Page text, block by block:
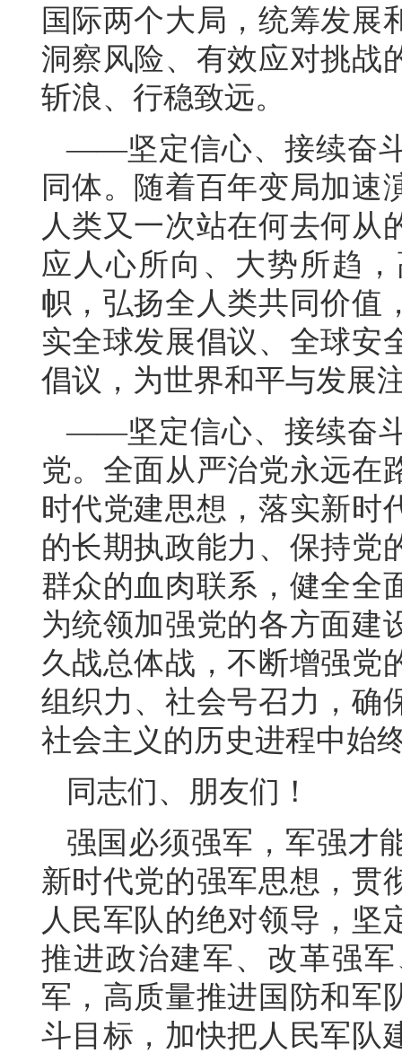
国际两个大局，统筹发展
洞察风险、有效应对挑战
斩浪、行稳致远。
——坚定信心、接续奋
同体。随着百年变局加速
人类又一次站在何去何从
应人心所向、大势所趋
帜，弘扬全人类共同价值
实全球发展倡议、全球安
倡议，为世界和平与发展
——坚定信心、接续奋
党。全面从严治党永远在
时代党建思想，落实新时
的长期执政能力、保持党
群众的血肉联系，健全全
为统领加强党的各方面建
久战总体战，不断增强党
组织力、社会号召力，确
社会主义的历史进程中始
同志们、朋友们！
强国必须强军，军强才
新时代党的强军思想，贯
人民军队的绝对领导，坚
推进政治建军、改革强
军，高质量推进国防和军
斗目标，加快把人民军队